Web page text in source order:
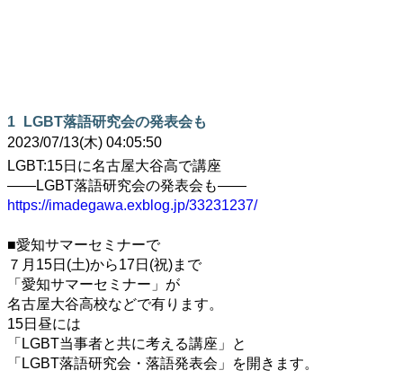
1
LGBT落語研究会の発表会も
2023/07/13(木) 04:05:50
LGBT:15日に名古屋大谷高で講座
――LGBT落語研究会の発表会も――
https://imadegawa.exblog.jp/33231237/
■愛知サマーセミナーで
７月15日(土)から17日(祝)まで
「愛知サマーセミナー」が
名古屋大谷高校などで有ります。
15日昼には
「LGBT当事者と共に考える講座」と
「LGBT落語研究会・落語発表会」を開きます。